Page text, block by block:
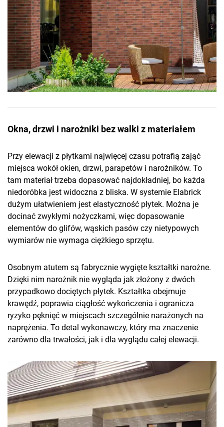
Okna, drzwi i narożniki bez walki z materiałem
Przy elewacji z płytkami najwięcej czasu potrafią zająć
miejsca wokół okien, drzwi, parapetów i narożników. To
tam materiał trzeba dopasować najdokładniej, bo każda
niedoróbka jest widoczna z bliska. W systemie Elabrick
dużym ułatwieniem jest elastyczność płytek. Można je
docinać zwykłymi nożyczkami, więc dopasowanie
elementów do glifów, wąskich pasów czy nietypowych
wymiarów nie wymaga ciężkiego sprzętu.
Osobnym atutem są fabrycznie wygięte kształtki narożne.
Dzięki nim narożnik nie wygląda jak złożony z dwóch
przypadkowo dociętych płytek. Kształtka obejmuje
krawędź, poprawia ciągłość wykończenia i ogranicza
ryzyko pęknięć w miejscach szczególnie narażonych na
naprężenia. To detal wykonawczy, który ma znaczenie
zarówno dla trwałości, jak i dla wyglądu całej elewacji.